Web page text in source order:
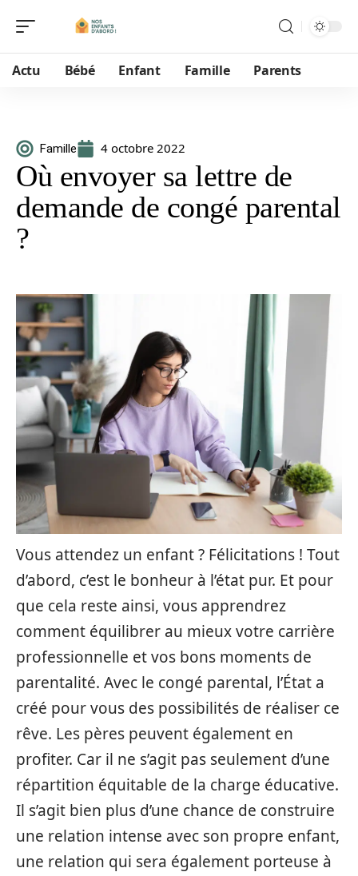
Actu Bébé Enfant Famille Parents
Famille 4 octobre 2022
Où envoyer sa lettre de
demande de congé parental
?
Vous attendez un enfant ? Félicitations ! Tout
d’abord, c’est le bonheur à l’état pur. Et pour
que cela reste ainsi, vous apprendrez
comment équilibrer au mieux votre carrière
professionnelle et vos bons moments de
parentalité. Avec le congé parental, l’État a
créé pour vous des possibilités de réaliser ce
rêve. Les pères peuvent également en
profiter. Car il ne s’agit pas seulement d’une
répartition équitable de la charge éducative.
Il s’agit bien plus d’une chance de construire
une relation intense avec son propre enfant,
une relation qui sera également porteuse à